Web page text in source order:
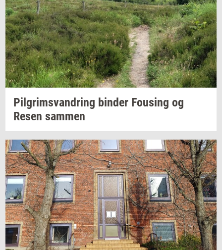
Pil­grims­van­dring bin­der Fou­sing og
Resen sam­men